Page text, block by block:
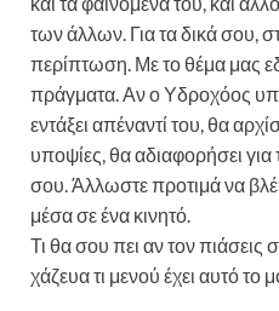
των άλλων. Για τα δικά σου,
περίπτωση. Με το θέμα μας
πράγματα. Αν ο Υδροχόος
εντάξει απέναντί του, θα
υποψίες, θα αδιαφορήσει για
σου. Άλλωστε προτιμά να
μέσα σε ένα κινητό.
Τι θα σου πει αν τον
χάζευα τι μενού έχει αυτό το